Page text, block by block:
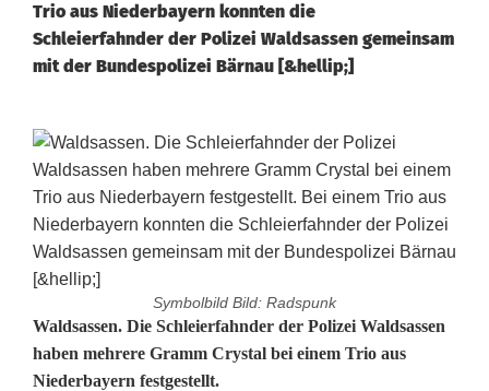
Trio aus Niederbayern konnten die
Schleierfahnder der Polizei Waldsassen gemeinsam
mit der Bundespolizei Bärnau [&hellip;]
Symbolbild Bild: Radspunk
C
r
Waldsassen. Die Schleierfahnder der Polizei Waldsassen
haben mehrere Gramm Crystal bei einem Trio aus
Niederbayern festgestellt.